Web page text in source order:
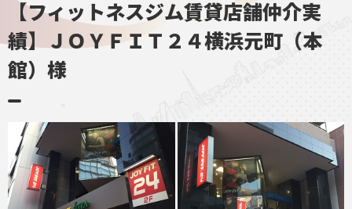
【フィットネスジム賃貸店舗仲介実
績】ＪＯＹＦＩＴ２４横浜元町（本
館）様